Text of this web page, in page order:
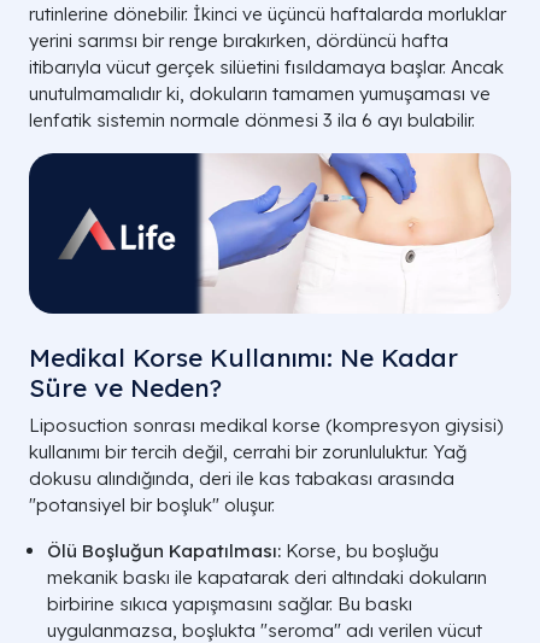
rutinlerine dönebilir. İkinci ve üçüncü haftalarda morluklar
yerini sarımsı bir renge bırakırken, dördüncü hafta
itibarıyla vücut gerçek silüetini fısıldamaya başlar. Ancak
unutulmamalıdır ki, dokuların tamamen yumuşaması ve
lenfatik sistemin normale dönmesi 3 ila 6 ayı bulabilir.
Medikal Korse Kullanımı: Ne Kadar
Süre ve Neden?
Liposuction sonrası medikal korse (kompresyon giysisi)
kullanımı bir tercih değil, cerrahi bir zorunluluktur. Yağ
dokusu alındığında, deri ile kas tabakası arasında
"potansiyel bir boşluk" oluşur.
Ölü Boşluğun Kapatılması: Korse, bu boşluğu
mekanik baskı ile kapatarak deri altındaki dokuların
birbirine sıkıca yapışmasını sağlar. Bu baskı
uygulanmazsa, boşlukta "seroma" adı verilen vücut